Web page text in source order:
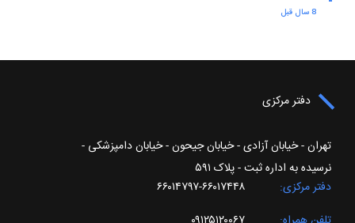
8 سال قبل
دفتر مرکزی
تهران - خیابان آزادی - خیابان جیحون - خیابان دامپزشکی -
نرسیده به اداره ثبت - پلاک ۵۹۱
دفتر مرکزی
۶۶۰۱۷۴۴۸-۶۶۰۱۴۷۹۷